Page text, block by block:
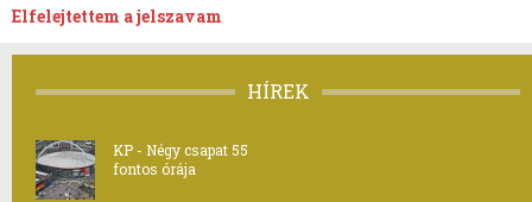
Elfelejtettem a jelszavam
HÍREK
KP - Négy csapat 55
fontos órája